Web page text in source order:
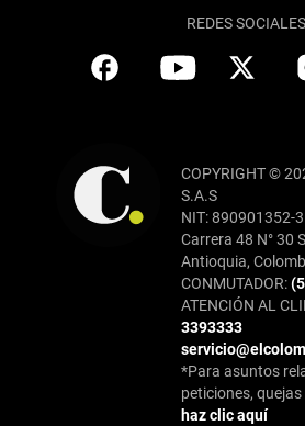
REDES SOCIALES
COPYRIGHT ©
S.A.S
NIT: 890901352-3
Carrera 48 N° 30
Antioquia,
CONMUTADOR:
ATENCIÓN AL
3393333
*Para asuntos
peticiones,
haz clic aquí